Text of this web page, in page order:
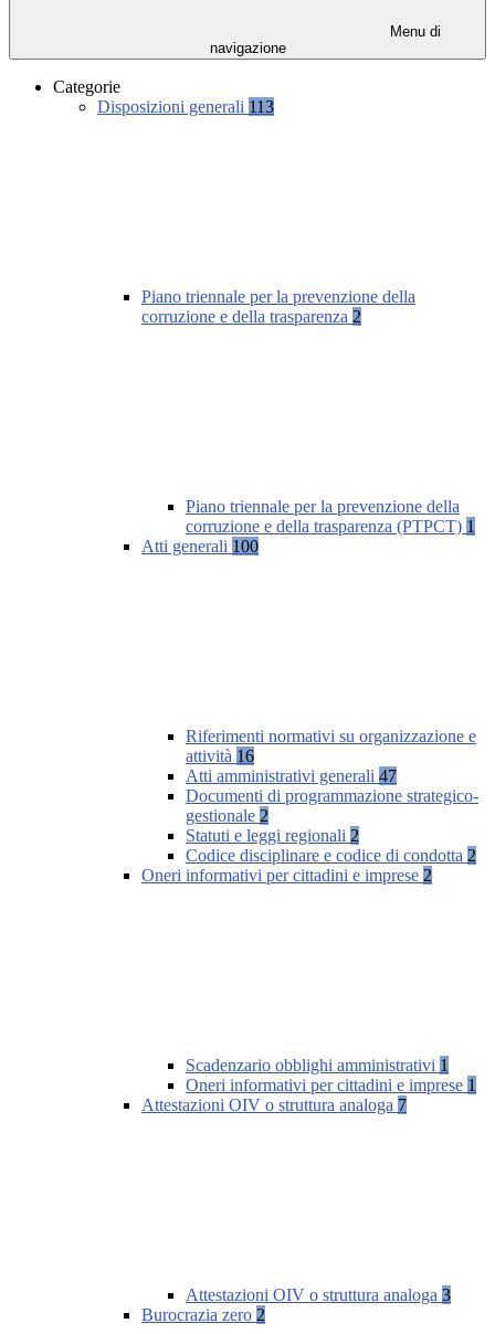
Menu di
navigazione
Categorie
Disposizioni generali 113
Piano triennale per la prevenzione della
corruzione e della trasparenza 2
Piano triennale per la prevenzione della
corruzione e della trasparenza (PTPCT) 1
Atti generali 100
Riferimenti normativi su organizzazione e
attività 16
Atti amministrativi generali 47
Documenti di programmazione strategico-
gestionale 2
Statuti e leggi regionali 2
Codice disciplinare e codice di condotta 2
Oneri informativi per cittadini e imprese 2
Scadenzario obblighi amministrativi 1
Oneri informativi per cittadini e imprese 1
Attestazioni OIV o struttura analoga 7
Attestazioni OIV o struttura analoga 3
Burocrazia zero 2